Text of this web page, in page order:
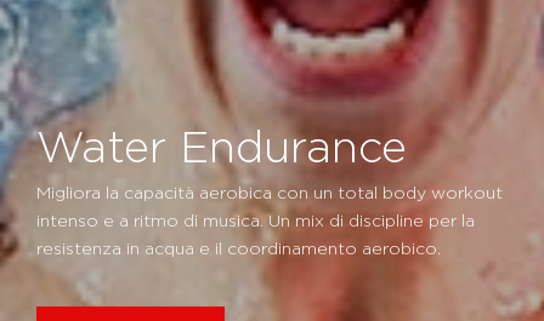
Water Endurance
Migliora la capacità aerobica con un total body workout
intenso e a ritmo di musica. Un mix di discipline per la
resistenza in acqua e il coordinamento aerobico.